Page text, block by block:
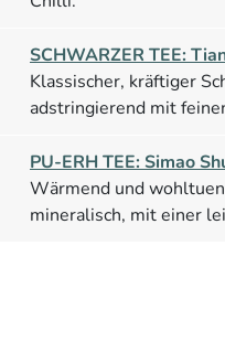
SCHWARZER TEE:
Klassischer, kräftiger
adstringierend mit
PU-ERH TEE: Simao
Wärmend und
mineralisch, mit einer